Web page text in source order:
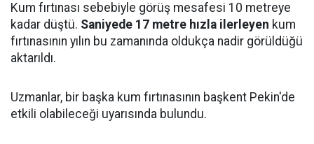
Kum fırtınası sebebiyle görüş mesafesi 10 metreye
kadar düştü. Saniyede 17 metre hızla ilerleyen kum
fırtınasının yılın bu zamanında oldukça nadir görüldüğü
aktarıldı.
Uzmanlar, bir başka kum fırtınasının başkent Pekin'de
etkili olabileceği uyarısında bulundu.